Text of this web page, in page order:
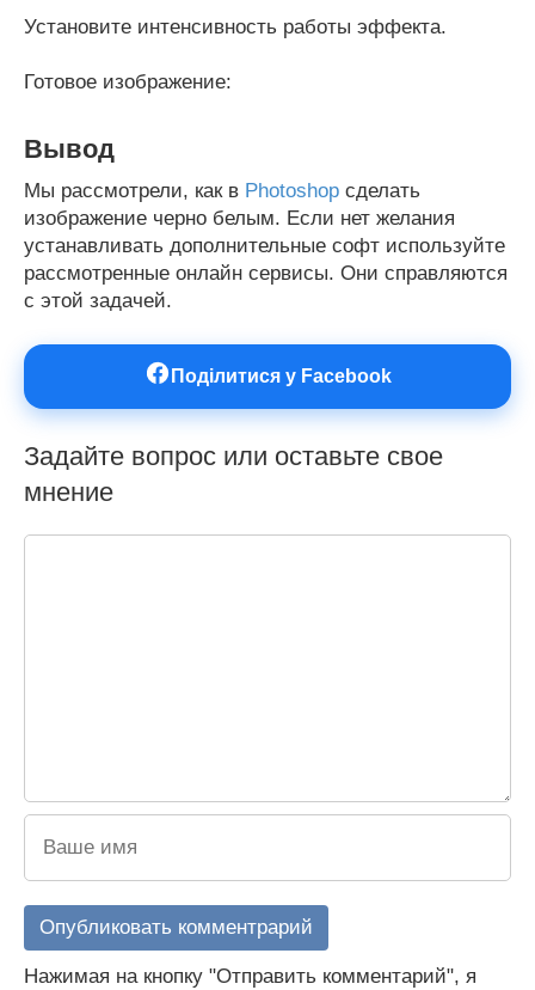
Установите интенсивность работы эффекта.
Готовое изображение:
Вывод
Мы рассмотрели, как в Рhotoshop сделать
изображение черно белым. Если нет желания
устанавливать дополнительные софт используйте
рассмотренные онлайн сервисы. Они справляются
с этой задачей.
Поділитися у Facebook
Задайте вопрос или оставьте свое
мнение
Нажимая на кнопку "Отправить комментарий", я